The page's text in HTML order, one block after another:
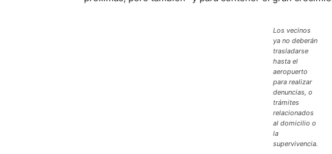
Los vecinos
ya no deberán
trasladarse
hasta el
aeropuerto
para realizar
denuncias, o
trámites
relacionados
al domicilio o
la
supervivencia.